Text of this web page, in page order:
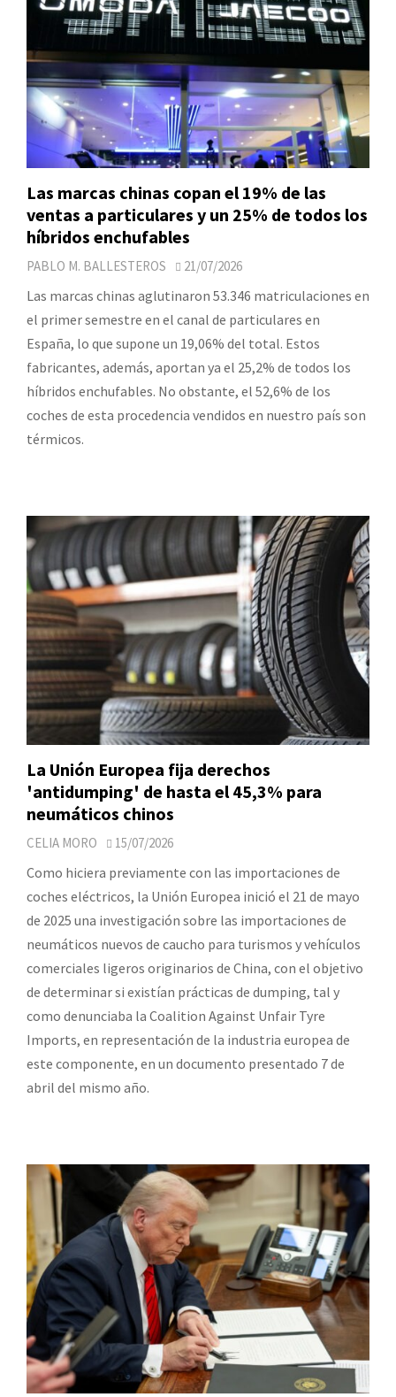
Las marcas chinas copan el 19% de las
ventas a particulares y un 25% de todos los
híbridos enchufables
PABLO M. BALLESTEROS 21/07/2026
Las marcas chinas aglutinaron 53.346 matriculaciones en
el primer semestre en el canal de particulares en
España, lo que supone un 19,06% del total. Estos
fabricantes, además, aportan ya el 25,2% de todos los
híbridos enchufables. No obstante, el 52,6% de los
coches de esta procedencia vendidos en nuestro país son
térmicos.
La Unión Europea fija derechos
'antidumping' de hasta el 45,3% para
neumáticos chinos
CELIA MORO 15/07/2026
Como hiciera previamente con las importaciones de
coches eléctricos, la Unión Europea inició el 21 de mayo
de 2025 una investigación sobre las importaciones de
neumáticos nuevos de caucho para turismos y vehículos
comerciales ligeros originarios de China, con el objetivo
de determinar si existían prácticas de dumping, tal y
como denunciaba la Coalition Against Unfair Tyre
Imports, en representación de la industria europea de
este componente, en un documento presentado 7 de
abril del mismo año.